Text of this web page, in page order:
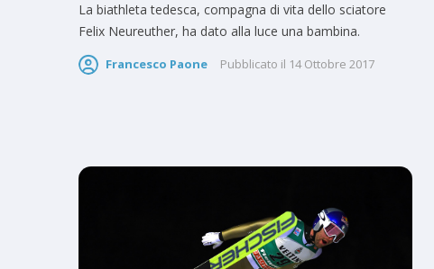
La biathleta tedesca, compagna di vita dello sciatore
Felix Neureuther, ha dato alla luce una bambina.
Francesco Paone Pubblicato il 14 Ottobre 2017